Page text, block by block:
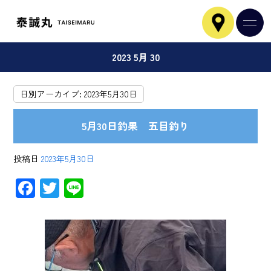
2023 5月 30
日別アーカイブ:2023年5月30日
5月30日釣果 五目釣り
投稿日 2023年5月30日
F
e
b
T
tt
er